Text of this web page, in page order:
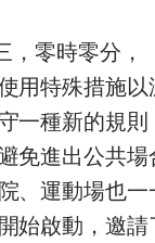
，零時零分，
用特殊措施
一種新的規則
免進出公共
、運動場也
始啟動，邀請